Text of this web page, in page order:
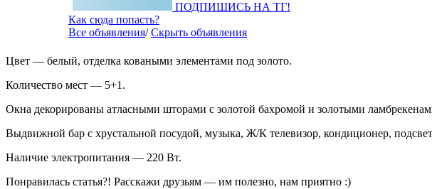
ПОДПИШИСЬ НА ТГ!
Как сюда попасть?
Все объявления/Скрыть объявления
Цвет — белый, отделка коваными элементами под золото.
Количество мест — 5+1.
Окна декорированы атласными шторами с золотой бахромой и золотыми
Выдвижной бар с хрустальной посудой, музыка, Ж/К телевизор, кондиционер,
Наличие электропитания — 220 Вт.
Понравилась статья?! Расскажи друзьям — им полезно, нам приятно :)